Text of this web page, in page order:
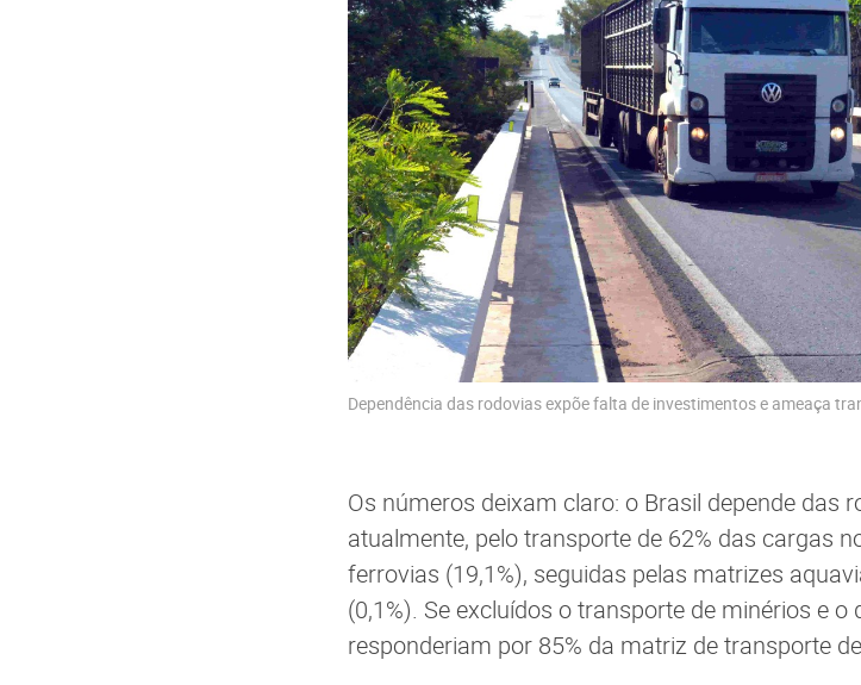
Dependência das rodovias expõe falta de investimentos e ameaça
Os números deixam claro: o Brasil depende das
atualmente, pelo transporte de 62% das cargas
ferrovias (19,1%), seguidas pelas matrizes
(0,1%). Se excluídos o transporte de minérios e
responderiam por 85% da matriz de transporte